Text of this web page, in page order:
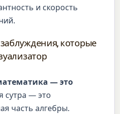
и скорость
которые
— это
сутра — это
часть алгебры.